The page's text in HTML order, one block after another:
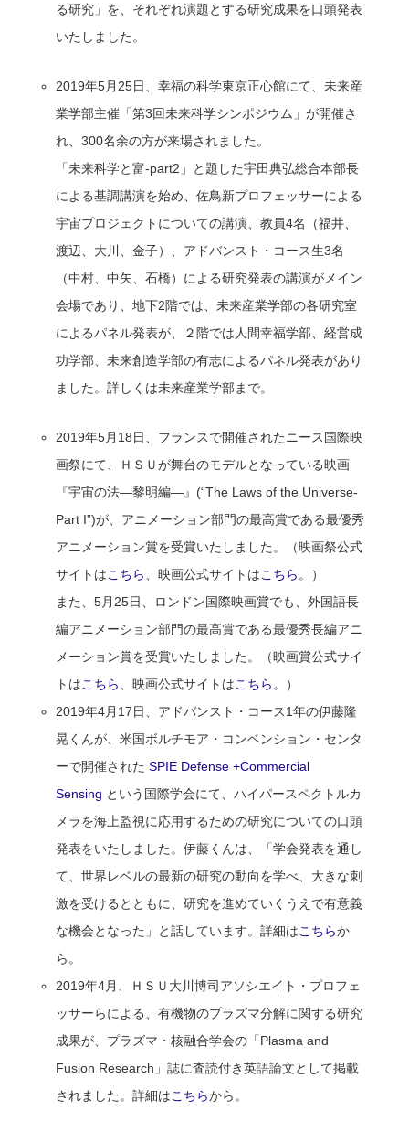
る研究」を、それぞれ演題とする研究成果を口頭発表
いたしました。
2019年5月25日、幸福の科学東京正心館にて、未来産
業学部主催「第3回未来科学シンポジウム」が開催さ
れ、300名余の方が来場されました。
「未来科学と富-part2」と題した宇田典弘総合本部長
による基調講演を始め、佐鳥新プロフェッサーによる
宇宙プロジェクトについての講演、教員4名（福井、
渡辺、大川、金子）、アドバンスト・コース生3名
（中村、中矢、石橋）による研究発表の講演がメイン
会場であり、地下2階では、未来産業学部の各研究室
によるパネル発表が、２階では人間幸福学部、経営成
功学部、未来創造学部の有志によるパネル発表があり
ました。詳しくは未来産業学部まで。
2019年5月18日、フランスで開催されたニース国際映
画祭にて、ＨＳＵが舞台のモデルとなっている映画
『宇宙の法―黎明編―』(“The Laws of the Universe-
Part I”)が、アニメーション部門の最高賞である最優秀
アニメーション賞を受賞いたしました。（映画祭公式
サイトはこちら 、映画公式サイトはこちら 。）
また、5月25日、ロンドン国際映画賞でも、外国語長
編アニメーション部門の最高賞である最優秀長編アニ
メーション賞を受賞いたしました。（映画賞公式サイ
トはこちら 、映画公式サイトはこちら 。）
2019年4月17日、アドバンスト・コース1年の伊藤隆
晃くんが、米国ボルチモア・コンベンション・センタ
ーで開催されたSPIE Defense +Commercial
Sensing という国際学会にて、ハイパースペクトルカ
メラを海上監視に応用するための研究についての口頭
発表をいたしました。伊藤くんは、「学会発表を通し
て、世界レベルの最新の研究の動向を学べ、大きな刺
激を受けるとともに、研究を進めていくうえで有意義
な機会となった」と話しています。詳細はこちらか
ら。
2019年4月、ＨＳＵ大川博司アソシエイト・プロフェ
ッサーらによる、有機物のプラズマ分解に関する研究
成果が、プラズマ・核融合学会の「Plasma and
Fusion Research」誌に査読付き英語論文として掲載
されました。詳細はこちらから。